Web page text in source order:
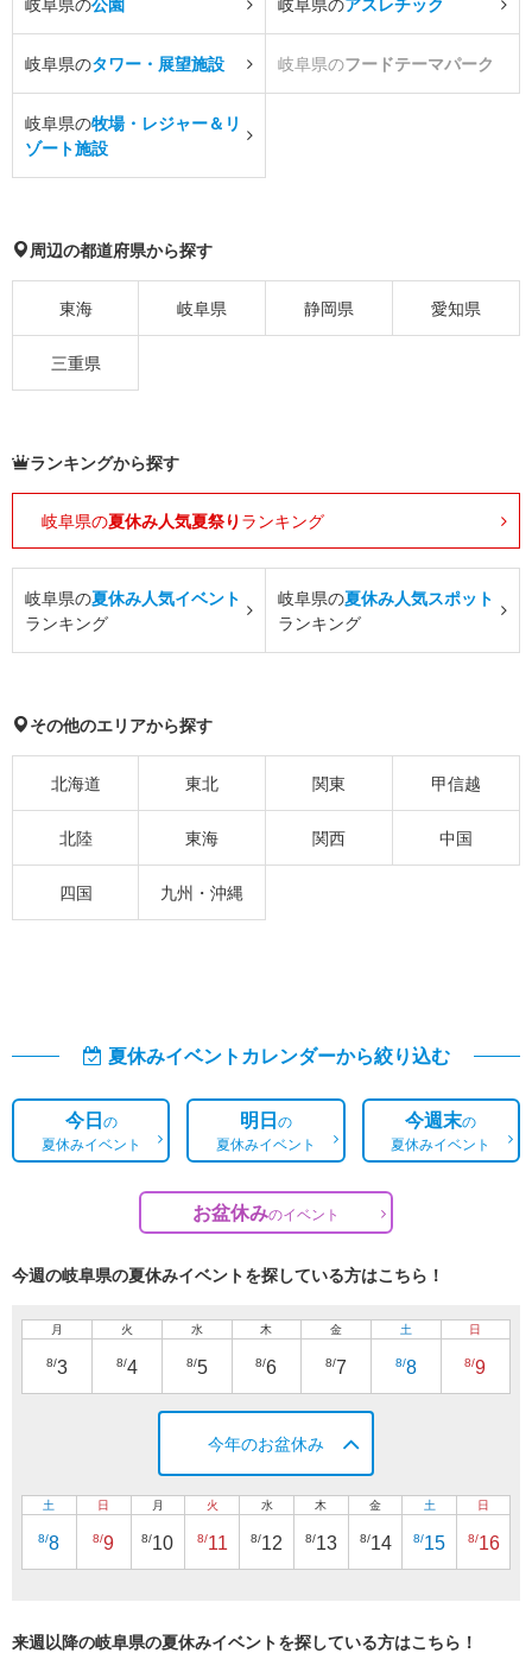
岐阜県のタワー・展望施設 岐阜県のフードテーマパーク
岐阜県の牧場・レジャー＆リ
ゾート施設
周辺の都道府県から探す
東海 岐阜県 静岡県 愛知県
三重県
ランキングから探す
岐阜県の夏休み人気夏祭り ランキング
岐阜県の夏休み人気イベント
ランキング
岐阜県の夏休み人気スポット
ランキング
その他のエリアから探す
北海道 東北 関東 甲信越
北陸 東海 関西 中国
四国 九州・沖縄
夏休みイベントカレンダーから絞り込む
今日の
夏休みイベント
明日の
夏休みイベント
今週末の
夏休みイベント
お盆休みのイベント
今週の岐阜県の夏休みイベントを探している方はこちら！
月
8/3
火
8/4
水
8/5
木
8/6
金
8/7
土
8/8
日
8/9
今年のお盆休み
土
8/8
日
8/9
月
8/10
火
8/11
水
8/12
木
8/13
金
8/14
土
8/15
日
8/16
来週以降の岐阜県の夏休みイベントを探している方はこちら！